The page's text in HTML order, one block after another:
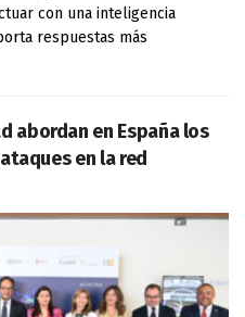
con una inteligencia
respuestas más
abordan en España los
en la red